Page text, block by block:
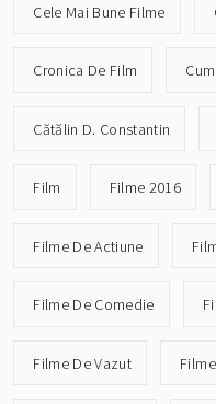
Cele Mai Bune Filme
Cronica De Film
Cătălin D. Constantin
Film Filme 2016
Filme De Actiune
Filme De Comedie
Filme De Vazut